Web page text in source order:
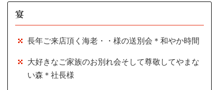
宴
長年ご来店頂く海老・・様の送別会＊和やか時間
大好きなご家族のお別れ会そして尊敬してやまな
い森＊社長様